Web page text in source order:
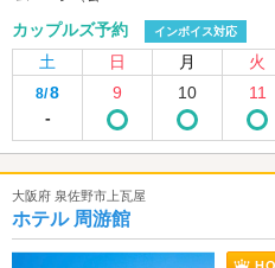
カップルズ予約 インボイス対応
土 日 月 火
8/8
-
9 10 11
大阪府 泉佐野市上瓦屋
ホテル 周游館